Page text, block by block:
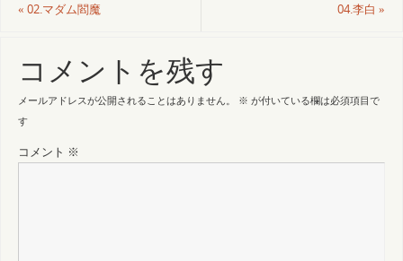
« 02.マダム閻魔 04.李白»
コメントを残す
メールアドレスが公開されることはありません。 ※ が付いている欄は必須項目で
す
コメント ※